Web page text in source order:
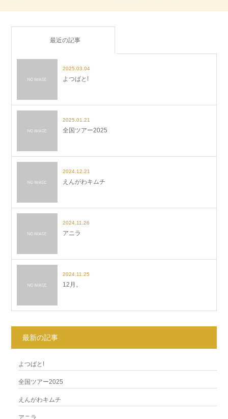
最近の記事
2025.03.04
よつばと!
2025.01.21
全国ツアー2025
2024.12.21
えんがわキムチ
2024.11.26
アニラ
2024.11.25
12月。
最新の記事
よつばと!
全国ツアー2025
えんがわキムチ